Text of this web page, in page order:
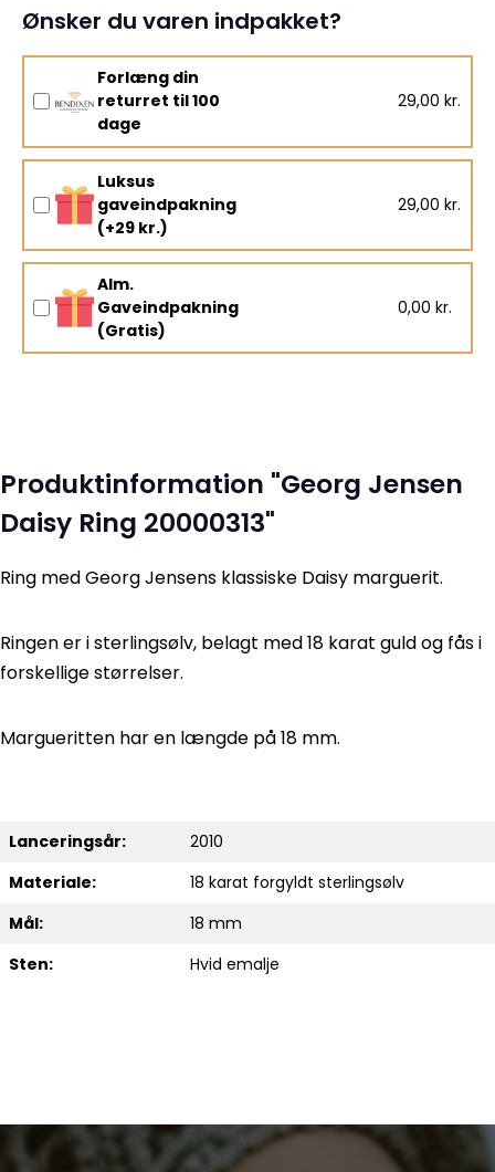
Ønsker du varen indpakket?
Forlæng din
returret til 100
dage
29,00 kr.
Luksus
gaveindpakning
(+29 kr.)
29,00 kr.
Alm.
Gaveindpakning
(Gratis)
0,00 kr.
Produktinformation "Georg Jensen
Daisy Ring 20000313"
Ring med Georg Jensens klassiske Daisy marguerit.
Ringen er i sterlingsølv, belagt med 18 karat guld og fås i
forskellige størrelser.
Margueritten har en længde på 18 mm.
Lanceringsår:
2010
Materiale:
18 karat forgyldt sterlingsølv
Mål:
18 mm
Sten:
Hvid emalje